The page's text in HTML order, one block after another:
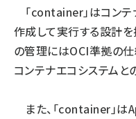
「container」はコン
作成して実行する設計を
の管理にはOCI準拠の仕
コンテナエコシステムと
また、「container」